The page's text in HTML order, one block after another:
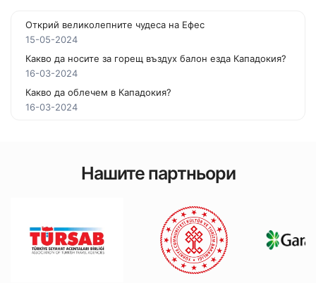
Открий великолепните чудеса на Ефес
15-05-2024
Какво да носите за горещ въздух балон езда Кападокия?
16-03-2024
Какво да облечем в Кападокия?
16-03-2024
Нашите партньори